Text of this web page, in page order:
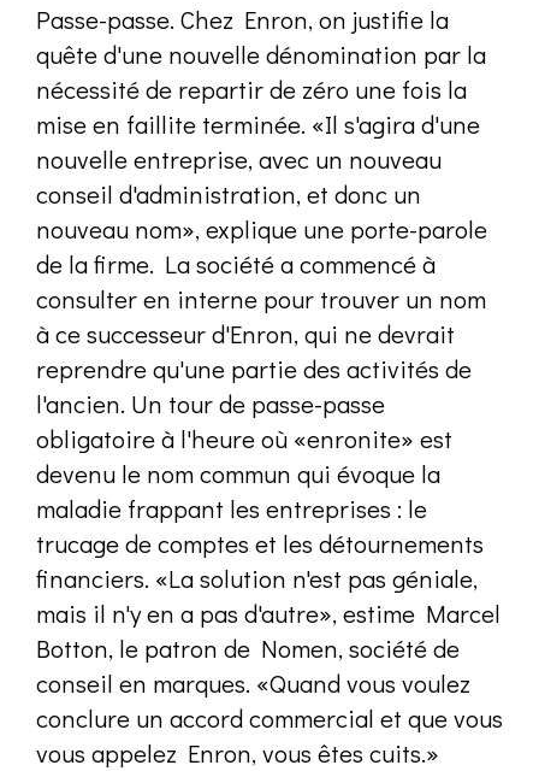
Passe-passe. Chez Enron, on justifie la
quête d'une nouvelle dénomination par la
nécessité de repartir de zéro une fois la
mise en faillite terminée. «Il s'agira d'une
nouvelle entreprise, avec un nouveau
conseil d'administration, et donc un
nouveau nom», explique une porte-parole
de la firme. La société a commencé à
consulter en interne pour trouver un nom
à ce successeur d'Enron, qui ne devrait
reprendre qu'une partie des activités de
l'ancien. Un tour de passe-passe
obligatoire à l'heure où «enronite» est
devenu le nom commun qui évoque la
maladie frappant les entreprises : le
trucage de comptes et les détournements
financiers. «La solution n'est pas géniale,
mais il n'y en a pas d'autre», estime Marcel
Botton, le patron de Nomen, société de
conseil en marques. «Quand vous voulez
conclure un accord commercial et que vous
vous appelez Enron, vous êtes cuits.»